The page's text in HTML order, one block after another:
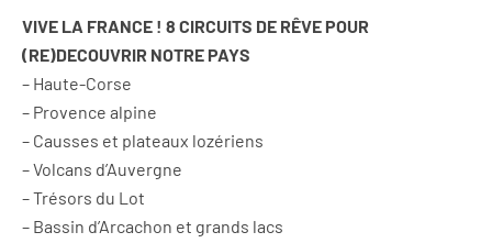
VIVE LA FRANCE ! 8 CIRCUITS DE RÊVE POUR
(RE)DECOUVRIR NOTRE PAYS
– Haute-Corse
– Provence alpine
– Causses et plateaux lozériens
– Volcans d’Auvergne
– Trésors du Lot
– Bassin d’Arcachon et grands lacs